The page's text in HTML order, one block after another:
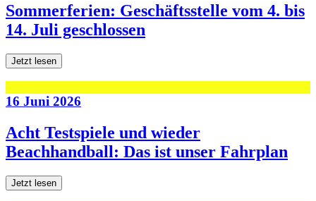
Sommerferien: Geschäftsstelle vom 4. bis
14. Juli geschlossen
Jetzt lesen
16 Juni 2026
Acht Testspiele und wieder
Beachhandball: Das ist unser Fahrplan
Jetzt lesen